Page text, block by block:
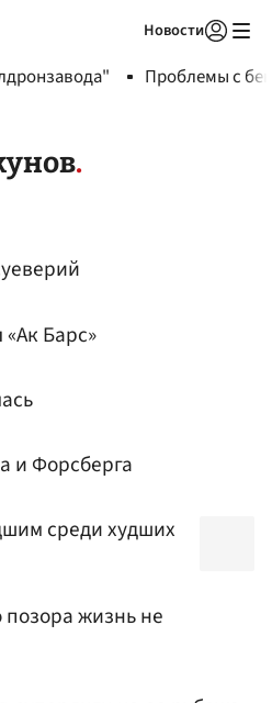
Новости
Проблемы с
Барс»
и Форсберга
среди худших
позора жизнь не